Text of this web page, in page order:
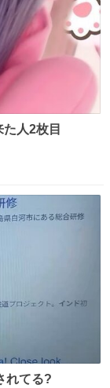
人2枚目
れてる?